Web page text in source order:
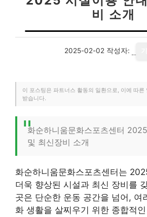
비 소개
2025-02-02 작성자:
이 포스팅은 파트너스 활동의 일환으로, 이에 따른
받습니다.
화순하니움문화스포츠센터
및 최신장비 소개
화순하니움문화스포츠센터는
더욱 향상된 시설과 최신 장비를
곳은 단순한 운동 공간을 넘어, 여
화 생활을 살찌우기 위한 종합적